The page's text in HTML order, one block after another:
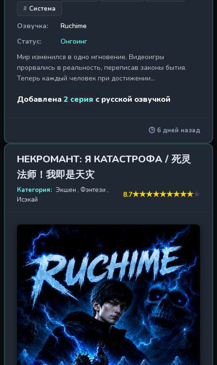
Система
Озвучка:
Ruchime
Статус:
Онгоинг
Мир изменился в одно мгновение. Видеоигры
прорвались в реальность, переписав законы бытия.
Теперь каждый человек при достижении
целитель... Но Линь Моюй, юноша, перенесённый в этот
с трудом сдерживает натиск демонов и драконов,
прорвавшихся из Бездны, Моюй осознаёт: его сила —
не просто проклятие, а дар, способный изменить ход
войны. Он повелевает легионами мёртвых, воскрешая
павших врагов и превращая их в своё бессмертное
войско. Один против армий — он становится стихийным
бедствием для всех, кто осмелится встать на его пути.
человечность, когда сама смерть служит ему? Или он
станет тем, кого будут бояться даже боги? Впереди —
битвы, интриги и восхождение на вершину мира, где
правит не сила, а воля.
Добавлена 2 серия с русской озвучкой
🕒 6 дней назад
НЕКРОМАНТ: Я КАТАСТРОФА / 死灵
法师！我即是天灾
Категория: Экшен , Фэнтези ,
Исэкай
8.7★★★★★★★★★★